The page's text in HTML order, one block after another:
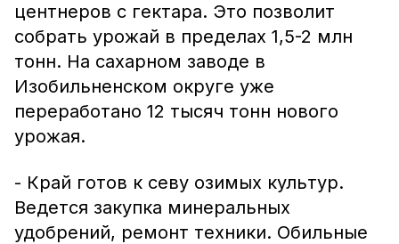
центнеров с гектара. Это позволит
собрать урожай в пределах 1,5-2 млн
тонн. На сахарном заводе в
Изобильненском округе уже
переработано 12 тысяч тонн нового
урожая.
- Край готов к севу озимых культур.
Ведется закупка минеральных
удобрений, ремонт техники. Обильные